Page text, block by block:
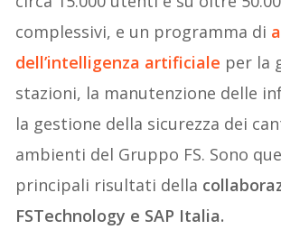
complessivi, e un programma di
dell’intelligenza artificiale per la
stazioni, la manutenzione delle
la gestione della sicurezza dei
ambienti del Gruppo FS. Sono
principali risultati della
FSTechnology e SAP Italia.